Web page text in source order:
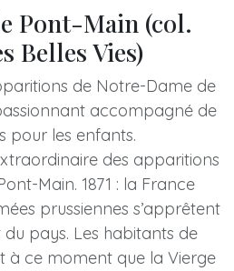
Pont-Main (col.
Belles Vies)
de Notre-Dame de
accompagné de
pour les enfants.
des apparitions
Main. 1871 : la France
prussiennes s’apprêtent
du pays. Les habitants de
à ce moment que la Vierge